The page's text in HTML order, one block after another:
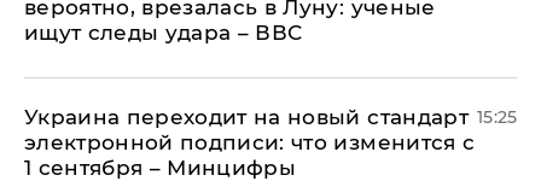
вероятно, врезалась в Луну: ученые
ищут следы удара – ВВС
Украина переходит на новый стандарт
электронной подписи: что изменится с
1 сентября – Минцифры
15:25